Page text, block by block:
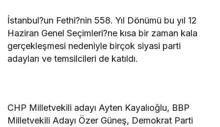
İstanbul?un Fethi?nin 558. Yıl Dönümü bu yıl 12
Haziran Genel Seçimleri?ne kısa bir zaman kala
gerçekleşmesi nedeniyle birçok siyasi parti
adayları ve temsilcileri de katıldı.
CHP Milletvekili adayı Ayten Kayalıoğlu, BBP
Milletvekili Adayı Özer Güneş, Demokrat Parti